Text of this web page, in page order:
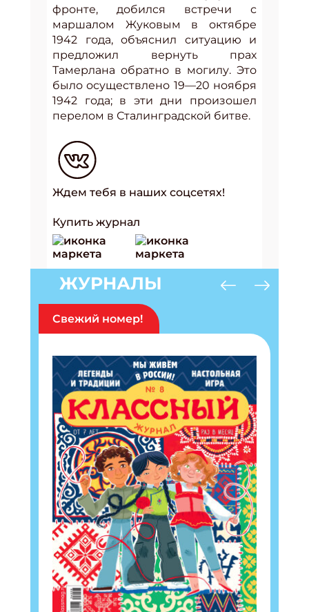
фронте, добился встречи с
маршалом Жуковым в октябре
1942 года, объяснил ситуацию и
предложил вернуть прах
Тамерлана обратно в могилу. Это
было осуществлено 19—20 ноября
1942 года; в эти дни произошел
перелом в Сталинградской битве.
Ждем тебя в наших соцсетях!
Купить журнал
ЖУРНАЛЫ
Свежий номер!